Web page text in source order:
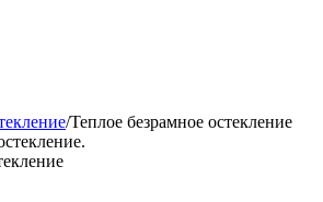
/Теплое безрамное остекление